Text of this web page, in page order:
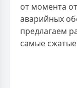
от момента
аварийных
предлагаем
самые